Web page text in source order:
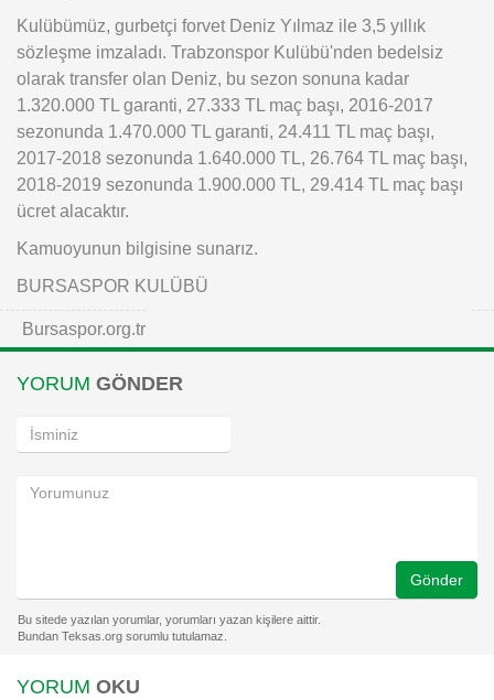
Kulübümüz, gurbetçi forvet Deniz Yılmaz ile 3,5 yıllık
sözleşme imzaladı. Trabzonspor Kulübü'nden bedelsiz
olarak transfer olan Deniz, bu sezon sonuna kadar
1.320.000 TL garanti, 27.333 TL maç başı, 2016-2017
sezonunda 1.470.000 TL garanti, 24.411 TL maç başı,
2017-2018 sezonunda 1.640.000 TL, 26.764 TL maç başı,
2018-2019 sezonunda 1.900.000 TL, 29.414 TL maç başı
ücret alacaktır.
Kamuoyunun bilgisine sunarız.
BURSASPOR KULÜBÜ
Bursaspor.org.tr
YORUM GÖNDER
Gönder
YORUM OKU